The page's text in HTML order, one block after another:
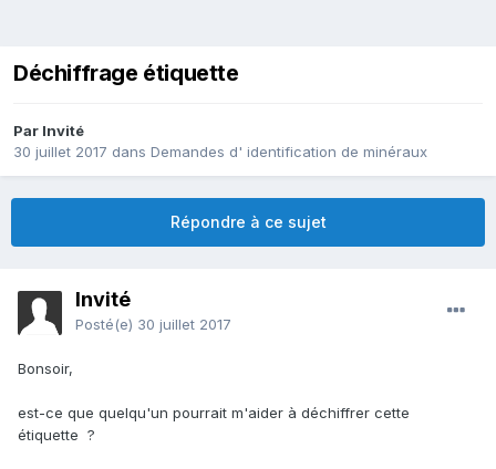
Déchiffrage étiquette
Par Invité
30 juillet 2017 dans Demandes d' identification de minéraux
Répondre à ce sujet
Invité
Posté(e) 30 juillet 2017
Bonsoir,
est-ce que quelqu'un pourrait m'aider à déchiffrer cette
étiquette ?